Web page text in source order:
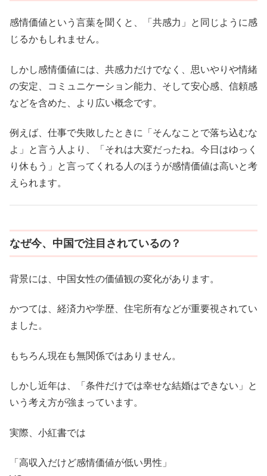
感情価値という言葉を聞くと、「共感力」と同じように感
じるかもしれません。
しかし感情価値には、共感力だけでなく、思いやりや情緒
の安定、コミュニケーション能力、そして安心感、信頼感
などを含めた、より広い概念です。
例えば、仕事で失敗したときに「そんなことで落ち込むな
よ」と言う人より、「それは大変だったね。今日はゆっく
り休もう」と言ってくれる人のほうが感情価値は高いと考
えられます。
なぜ今、中国で注目されているの？
背景には、中国女性の価値観の変化があります。
かつては、経済力や学歴、住宅所有などが重要視されてい
ました。
もちろん現在も無関係ではありません。
しかし近年は、「条件だけでは幸せな結婚はできない」と
いう考え方が強まっています。
実際、小紅書では
「高収入だけど感情価値が低い男性」